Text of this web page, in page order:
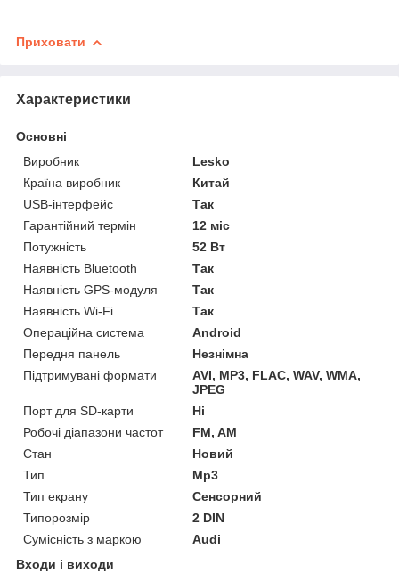
Приховати
Характеристики
Основні
Виробник
Lesko
Країна виробник
Китай
USB-інтерфейс
Так
Гарантійний термін
12 міс
Потужність
52 Вт
Наявність Bluetooth
Так
Наявність GPS-модуля
Так
Наявність Wi-Fi
Так
Операційна система
Android
Передня панель
Незнімна
Підтримувані формати
AVI, MP3, FLAC, WAV, WMA,
JPEG
Порт для SD-карти
Ні
Робочі діапазони частот
FM, AM
Стан
Новий
Тип
Mp3
Тип екрану
Сенсорний
Типорозмір
2 DIN
Сумісність з маркою
Audi
Входи і виходи